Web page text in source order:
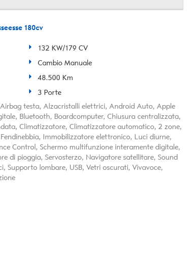
180cv
132 KW/179 CV
Cambio Manuale
48.500 Km
3 Porte
testa, Alzacristalli elettrici, Android Auto, Apple
Bluetooth, Boardcomputer, Chiusura centralizzata,
Climatizzatore, Climatizzatore automatico, 2 zone,
Immobilizzatore elettronico, Luci diurne,
Control, Schermo multifunzione interamente digitale,
di pioggia, Servosterzo, Navigatore satellitare, Sound
Supporto lombare, USB, Vetri oscurati, Vivavoce,